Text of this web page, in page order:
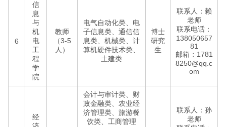
6
信
息
与
机
电
工
程
学
院
教师
（3-5
人）
电气自动化类、电
子信息类、通信信
息类、机械类、计
算机硬件技术类、
土建类
博士
研究
生
联系人：赖
老师
联系电话：
138050657
81
邮箱：1781
8250@qq.c
om
经
会计与审计类、财
政金融类、农业经
济管理类、旅游餐
饮类、工商管理
联系人：孙
老师